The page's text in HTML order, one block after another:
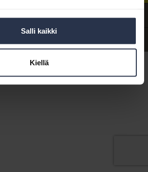
Salli kaikki
Kiellä